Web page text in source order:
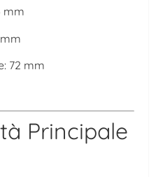
mm
72 mm
Principale